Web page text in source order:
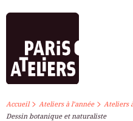
PARIS
Accueil> Ateliers à l’année> Ateliers
Dessin botanique et naturaliste